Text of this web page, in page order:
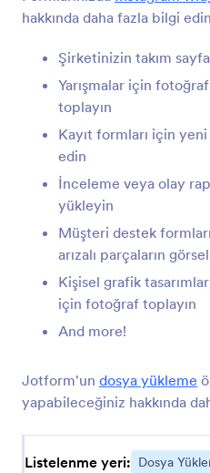
hakkında daha fazla bilgi
Şirketinizin takım
Yarışmalar için
toplayın
Kayıt formları için
edin
İnceleme veya olay
yükleyin
Müşteri destek
arızalı parçaların
Kişisel grafik
için fotoğraf toplayın
And more!
Jotform'un dosya yükleme
yapabileceğiniz hakkında
Listelenme yeri: Dosya
Görsel Seçme
Kullanıcıların
Uploadcare Dosya
Uploadcare'i
dosya yükleme
Resme Not Ekleme
Görsellerinize not
Cincopa
Transloadit
Dosyaları toplayın ve